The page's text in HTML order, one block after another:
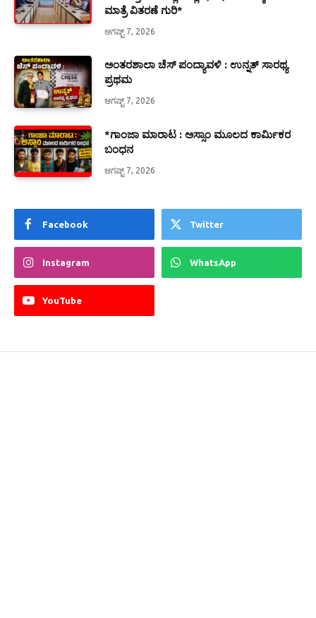
ಮಾತ್ರೆ ವಿತರಣೆ ಗುರಿ*
ಆಗಷ್ಟ್ 7, 2026
ಅಂತರಶಾಲಾ ಚೆಸ್ ಪಂದ್ಯಾವಳಿ : ಉನ್ನತ್ ಸಾರಥ್ಯ
ಪ್ರಥಮ
ಆಗಷ್ಟ್ 7, 2026
*ಗಾಂಜಾ ಮಾರಾಟ : ಅಸ್ಸಾಂ ಮೂಲದ ಕಾರ್ಮಿಕರ
ಬಂಧನ
ಆಗಷ್ಟ್ 7, 2026
Facebook Twitter
Instagram WhatsApp
YouTube